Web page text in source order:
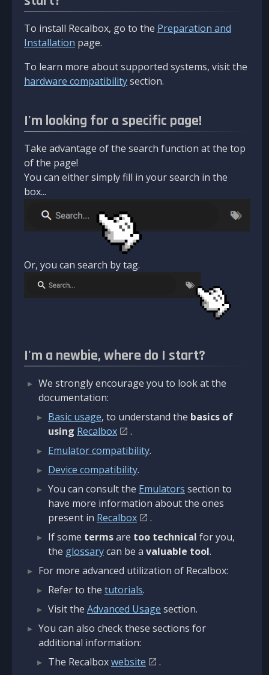
To install Recalbox, go to the Preparation and
Installation page.
To learn more about supported systems, visit the
hardware compatibilitysection.
I'm looking for a specific page!
Take advantage of the search function at the top
of the page!
You can either simply fill in your search in the
box...
Or, you can search by tag.
I'm a newbie, where do I start?
We strongly encourage you to look at the
documentation:
Basic usage, to understand the basics of
using Recalbox
.
Emulator compatibility.
Device compatibility.
You can consult the Emulators section to
have more information about the ones
present in Recalbox
.
If some termsare too technical for you,
the glossarycan be a valuable tool.
For more advanced utilization of Recalbox:
Refer to the tutorials.
Visit the Advanced Usage section.
You can also check these sections for
additional information:
The Recalboxwebsite
.